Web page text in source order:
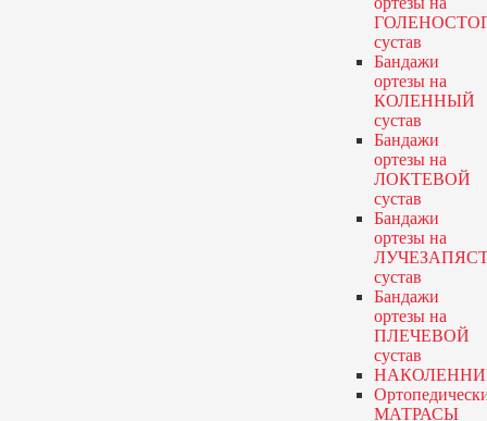
сустав
Бандажи
ортезы на
КОЛЕННЫЙ
сустав
Бандажи
ортезы на
ЛОКТЕВОЙ
сустав
Бандажи
ортезы на
сустав
Бандажи
ортезы на
ПЛЕЧЕВОЙ
сустав
МАТРАСЫ